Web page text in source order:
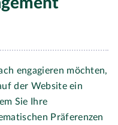
engagieren möchten,
der Website ein
Sie Ihre
Präferenzen